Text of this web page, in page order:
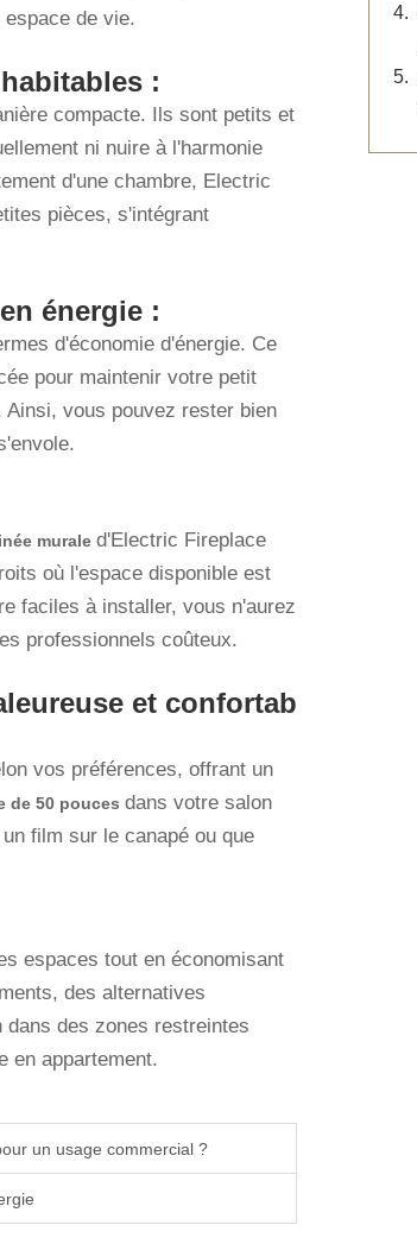
de vie.
:
compacte. Ils sont petits et
ni nuire à l'harmonie
d'une chambre, Electric
pièces, s'intégrant
énergie :
d'économie d'énergie. Ce
pour maintenir votre petit
Ainsi, vous pouvez rester bien
murale d'Electric Fireplace
où l'espace disponible est
faciles à installer, vous n'aurez
professionnels coûteux.
et confortab
vos préférences, offrant un
de 50 pouces dans votre salon
film sur le canapé ou que
espaces tout en économisant
des alternatives
des zones restreintes
en appartement.
un usage commercial ?